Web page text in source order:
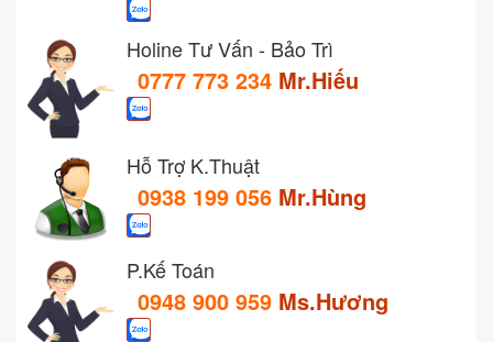
Holine Tư Vấn - Bảo Trì
0777 773 234 Mr.Hiếu
Hỗ Trợ K.Thuật
0938 199 056 Mr.Hùng
P.Kế Toán
0948 900 959 Ms.Hương